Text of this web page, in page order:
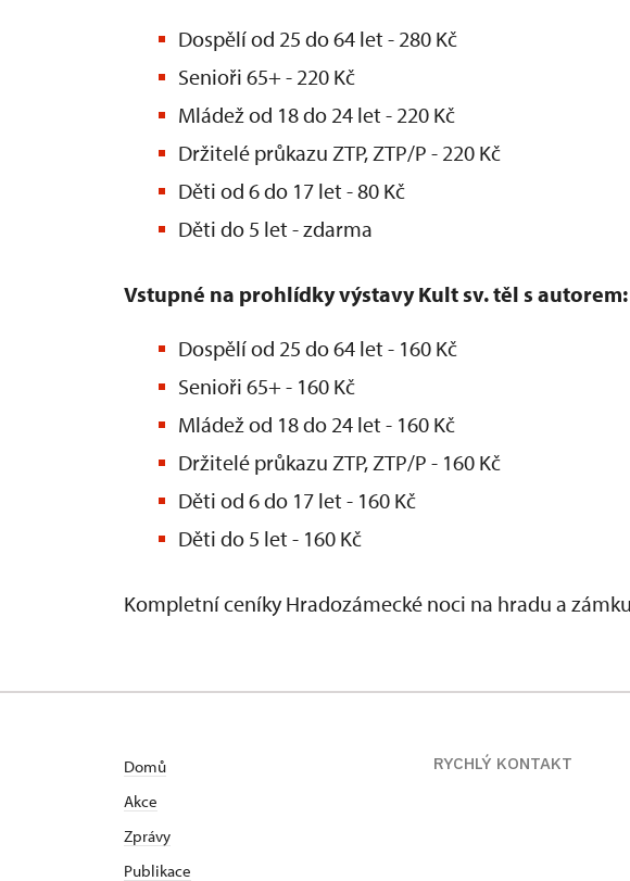
Dospělí od 25 do 64 let - 280 Kč
Senioři 65+ - 220 Kč
Mládež od 18 do 24 let - 220 Kč
Držitelé průkazu ZTP, ZTP/P - 220 Kč
Děti od 6 do 17 let - 80 Kč
Děti do 5 let - zdarma
Vstupné na prohlídky výstavy Kult sv. těl s autorem:
Dospělí od 25 do 64 let - 160 Kč
Senioři 65+ - 160 Kč
Mládež od 18 do 24 let - 160 Kč
Držitelé průkazu ZTP, ZTP/P - 160 Kč
Děti od 6 do 17 let - 160 Kč
Děti do 5 let - 160 Kč
Kompletní ceníky Hradozámecké noci na hradu a
Domů
Akce
Zprávy
Publikace
RYCHLÝ KONTAKT